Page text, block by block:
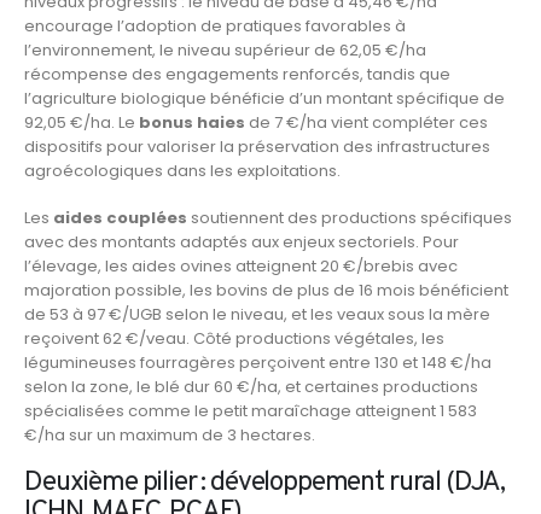
encourage l’adoption de pratiques favorables à
l’environnement, le niveau supérieur de 62,05 €/ha
récompense des engagements renforcés, tandis que
l’agriculture biologique bénéficie d’un montant spécifique de
92,05 €/ha. Le bonus haies de 7 €/ha vient compléter ces
dispositifs pour valoriser la préservation des infrastructures
agroécologiques dans les exploitations.
Les aides couplées soutiennent des productions spécifiques
avec des montants adaptés aux enjeux sectoriels. Pour
l’élevage, les aides ovines atteignent 20 €/brebis avec
majoration possible, les bovins de plus de 16 mois bénéficient
de 53 à 97 €/UGB selon le niveau, et les veaux sous la mère
reçoivent 62 €/veau. Côté productions végétales, les
légumineuses fourragères perçoivent entre 130 et 148 €/ha
selon la zone, le blé dur 60 €/ha, et certaines productions
spécialisées comme le petit maraîchage atteignent 1 583
€/ha sur un maximum de 3 hectares.
Deuxième pilier : développement rural (DJA,